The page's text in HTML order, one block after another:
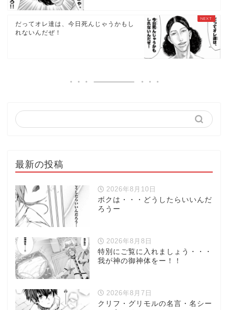
だってオレ達は、今日死んじゃうかもし
れないんだぜ！
最新の投稿
2026年8月10日
ボクは・・・どうしたらいいんだ
ろうー
2026年8月8日
特別にご覧に入れましょう・・・
我が神の御神体をー！！
2026年8月7日
クリフ・グリモルの名言・名シー